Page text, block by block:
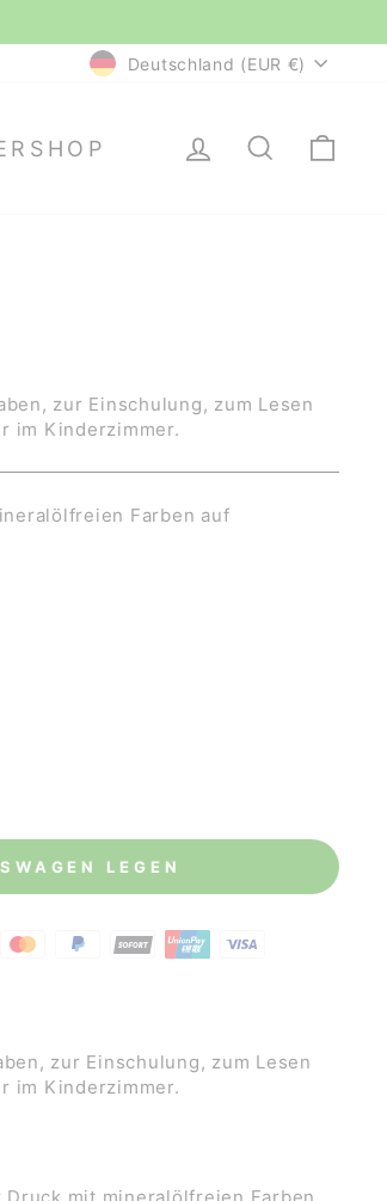
WÄHRUNG
Deutschland (EUR €)
EINLOGGEN
SUCHE
zur Einschulung, zum Lesen
im Kinderzimmer.
Farben auf
LEGEN
zur Einschulung, zum Lesen
im Kinderzimmer.